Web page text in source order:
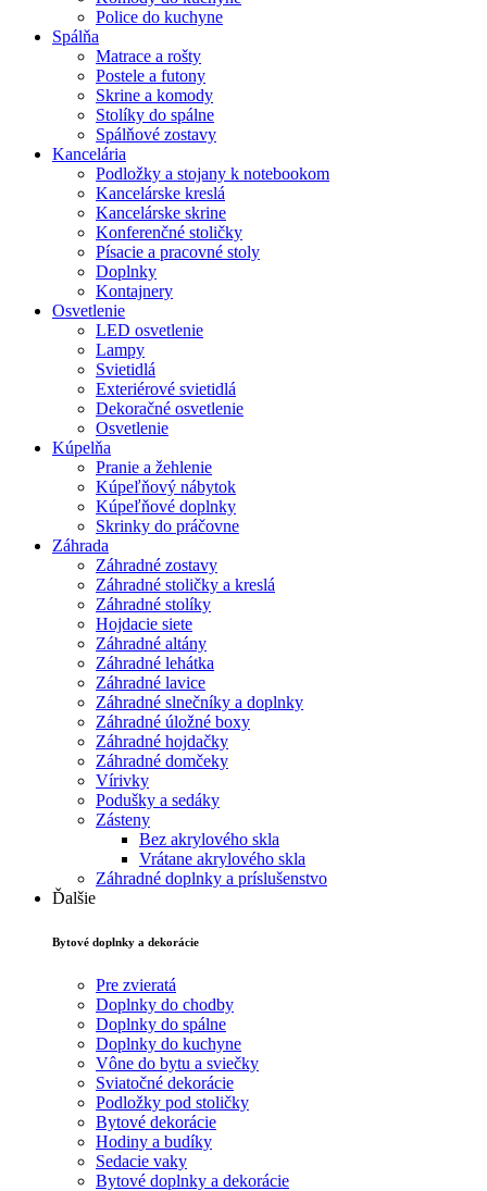
Police do kuchyne
Spálňa
Matrace a rošty
Postele a futony
Skrine a komody
Stolíky do spálne
Spálňové zostavy
Kancelária
Podložky a stojany k notebookom
Kancelárske kreslá
Kancelárske skrine
Konferenčné stoličky
Písacie a pracovné stoly
Doplnky
Kontajnery
Osvetlenie
LED osvetlenie
Lampy
Svietidlá
Exteriérové svietidlá
Dekoračné osvetlenie
Osvetlenie
Kúpelňa
Pranie a žehlenie
Kúpeľňový nábytok
Kúpeľňové doplnky
Skrinky do práčovne
Záhrada
Záhradné zostavy
Záhradné stoličky a kreslá
Záhradné stolíky
Hojdacie siete
Záhradné altány
Záhradné lehátka
Záhradné lavice
Záhradné slnečníky a doplnky
Záhradné úložné boxy
Záhradné hojdačky
Záhradné domčeky
Vírivky
Podušky a sedáky
Zásteny
Bez akrylového skla
Vrátane akrylového skla
Záhradné doplnky a príslušenstvo
Ďalšie
Bytové doplnky a dekorácie
Pre zvieratá
Doplnky do chodby
Doplnky do spálne
Doplnky do kuchyne
Vône do bytu a sviečky
Sviatočné dekorácie
Podložky pod stoličky
Bytové dekorácie
Hodiny a budíky
Sedacie vaky
Bytové doplnky a dekorácie